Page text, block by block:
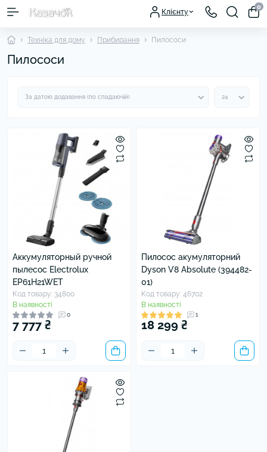
Клієнту
0
Техніка для дому Прибирання Пилососи
Пилососи
Аккумуляторный ручной
пылесос Electrolux
EP61H21WET
Код товару: 34800
В наявності
0
7 777 ₴
Пилосос акумуляторний
Dyson V8 Absolute (394482-
01)
Код товару: 46702
В наявності
1
18 299 ₴